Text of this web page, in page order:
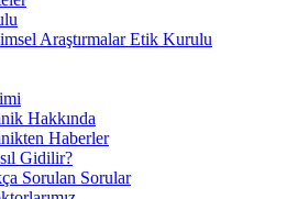
Araştırmalar Etik Kurulu
Hakkında
Haberler
Gidilir?
Sorulan Sorular